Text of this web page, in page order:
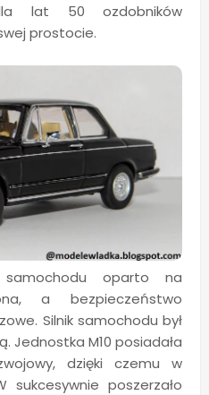
lat 50 ozdobników
prostocie.
samochodu oparto na
a bezpieczeństwo
Silnik samochodu był
Jednostka M10 posiadała
dzięki czemu w
sukcesywnie poszerzało